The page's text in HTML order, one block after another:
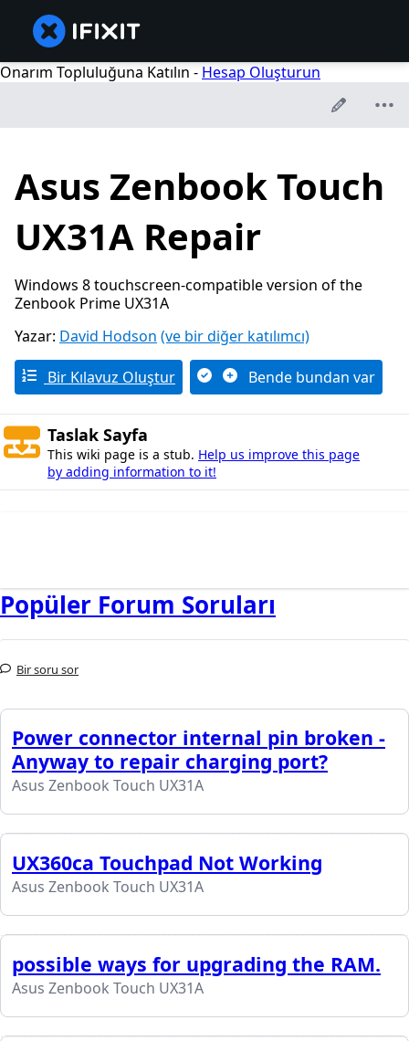
Onarım Topluluğuna Katılın - Hesap Oluşturun
Asus Zenbook Touch
UX31A Repair
Windows 8 touchscreen-compatible version of the
Zenbook Prime UX31A
Yazar: David Hodson (ve bir diğer katılımcı)
Bir Kılavuz Oluştur Bende bundan var
Taslak Sayfa
This wiki page is a stub. Help us improve this page
by adding information to it!
Popüler Forum Soruları
Bir soru sor
Power connector internal pin broken -
Anyway to repair charging port?
Asus Zenbook Touch UX31A
UX360ca Touchpad Not Working
Asus Zenbook Touch UX31A
possible ways for upgrading the RAM.
Asus Zenbook Touch UX31A